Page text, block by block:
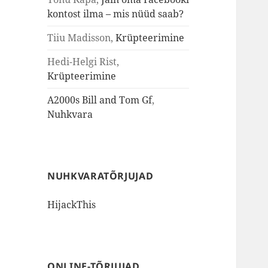
kontost ilma – mis nüüd saab?
Tiiu Madisson,Krüpteerimine
Hedi-Helgi Rist,
Krüpteerimine
A2000s Bill and Tom Gf,
Nuhkvara
NUHKVARATÕRJUJAD
HijackThis